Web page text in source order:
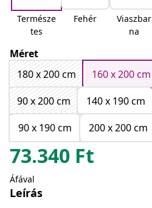
Természe
tes
Fehér
Viaszbar
na
Méret
180 x 200 cm
160 x 200 cm
90 x 200 cm
140 x 190 cm
90 x 190 cm
200 x 200 cm
73.340 Ft
Áfával
Leírás